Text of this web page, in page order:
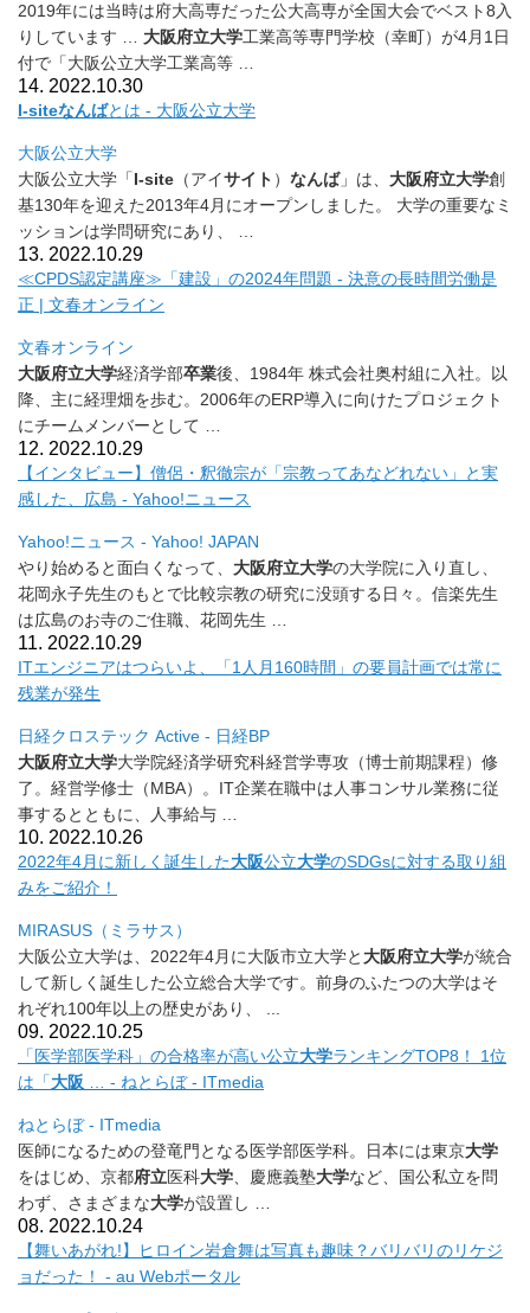
2019年には当時は府大高専だった公大高専が全国大会でベスト8入
りしています … 大阪府立大学工業高等専門学校（幸町）が4月1日
付で「大阪公立大学工業高等 …
14. 2022.10.30
I-siteなんばとは - 大阪公立大学
大阪公立大学
大阪公立大学「I-site （アイサイト ） なんば」は、 大阪府立大学創
基130年を迎えた2013年4月にオープンしました。 大学の重要なミ
ッションは学問研究にあり、 …
13. 2022.10.29
≪CPDS認定講座≫「建設」の2024年問題 - 決意の長時間労働是
正 | 文春オンライン
文春オンライン
大阪府立大学経済学部卒業後、1984年 株式会社奥村組に入社。以
降、主に経理畑を歩む。 2006年のERP導入に向けたプロジェクト
にチームメンバーと して …
12. 2022.10.29
【インタビュー】僧侶・釈徹宗が「宗教ってあなどれない」
と実
感した、広島 - Yahoo!ニュース
Yahoo!ニュース - Yahoo! JAPAN
やり始めると面白くなって、 大阪府立大学の大学院に入り直し、
花岡永子先生のもとで比較宗教の研究に没頭する日々。 信楽先生
は広島のお寺のご住職、花岡先生 …
11. 2022.10.29
ITエンジニアはつらいよ、「1人月160時間」 の要員計画では常に
残業が発生
日経クロステック Active - 日経BP
大阪府立大学大学院経済学研究科経営学専攻（博士前期課程） 修
了。経営学修士（MBA）。 IT企業在職中は人事コンサル業務に従
事するとともに、
人事給与 …
10. 2022.10.26
2022年4月に新しく誕生した大阪公立大学のSDGsに対する取り組
みをご紹介！
MIRASUS（ミラサス）
大阪公立大学は、2022年4月に大阪市立大学と 大阪府立大学が統合
して新しく誕生した公立総合大学です。 前身のふたつの大学はそ
れぞれ100年以上の歴史があり、 ..
09. 2022.10.25
「医学部医学科」の合格率が高い公立大学ランキングTOP8！ 1位
は「大阪 … - ねとらぼ - ITmedia
ねとらぼ - ITmedia
医師になるための登竜門となる医学部医学科。日本には東京大学
をはじめ、京都府立医科大学 、慶應義塾大学など、
国公私立を問
わず、さまざまな大学が設置し …
08. 2022.10.24
【舞いあがれ!】ヒロイン岩倉舞は写真も趣味？バリバリのリケジ
ョだった！ - au Webポータル